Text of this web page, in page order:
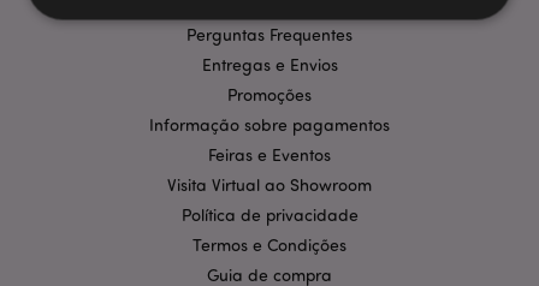
Perguntas Frequentes
Entregas e Envios
Promoções
Informação sobre pagamentos
Feiras e Eventos
Visita Virtual ao Showroom
Política de privacidade
Termos e Condições
Guia de compra
Estritamente necessários
Desempenho
Segmentação
Funcionalidade
Os cookies estritamente necessários permitem
funcionalidades centrais do website, tais como login
de utilizador e gestão de conta. O sítio web não
estritamente necessários.